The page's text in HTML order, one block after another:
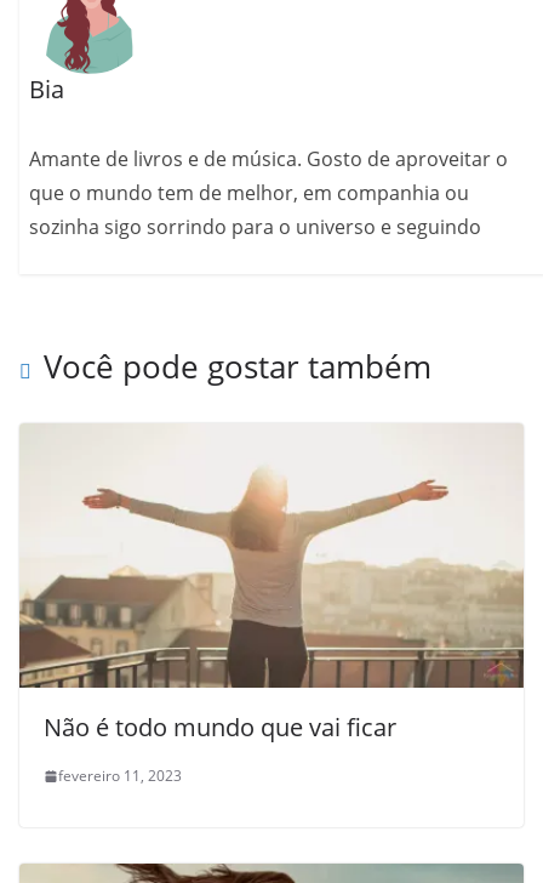
Bia
Amante de livros e de música. Gosto de aproveitar o
que o mundo tem de melhor, em companhia ou
sozinha sigo sorrindo para o universo e seguindo
Você pode gostar também
Não é todo mundo que vai ficar
fevereiro 11, 2023